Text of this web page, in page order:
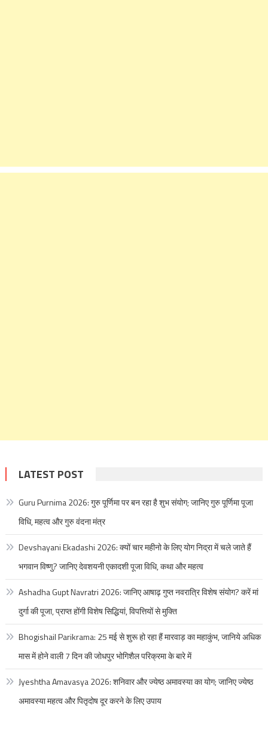
LATEST POST
Guru Purnima 2026: गुरु पूर्णिमा पर बन रहा है शुभ संयोग; जानिए गुरु पूर्णिमा पूजा
विधि, महत्व और गुरु वंदना मंत्र
Devshayani Ekadashi 2026: क्यों चार महीनो के लिए योग निद्रा में चले जाते हैं
भगवान विष्णु? जानिए देवशयनी एकादशी पूजा विधि, कथा और महत्व
Ashadha Gupt Navratri 2026: जानिए आषाढ़ गुप्त नवरात्रि विशेष संयोग? करें मां
दुर्गा की पूजा, प्राप्त होंगी विशेष सिद्धियां, विपत्तियों से मुक्ति
Bhogishail Parikrama: 25 मई से शुरू हो रहा हैं मारवाड़ का महाकुंभ, जानिये अधिक
मास में होने वाली 7 दिन की जोधपुर भोगिशैल परिक्रमा के बारे में
Jyeshtha Amavasya 2026: शनिवार और ज्येष्ठ अमावस्या का योग; जानिए ज्येष्ठ
अमावस्या महत्व और पितृदोष दूर करने के लिए उपाय